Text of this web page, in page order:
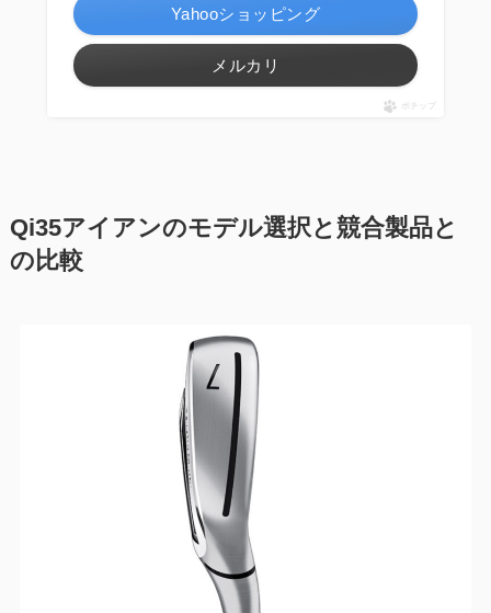
Yahooショッピング
メルカリ
ポチップ
Qi35アイアンのモデル選択と競合製品と
の比較